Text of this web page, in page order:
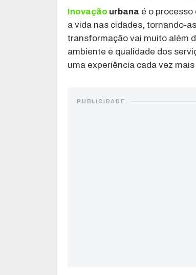
Inovação urbana é o
a vida nas cidades, tornando-
transformação vai muito além
ambiente e qualidade dos
uma experiência cada vez
PUBLICIDADE